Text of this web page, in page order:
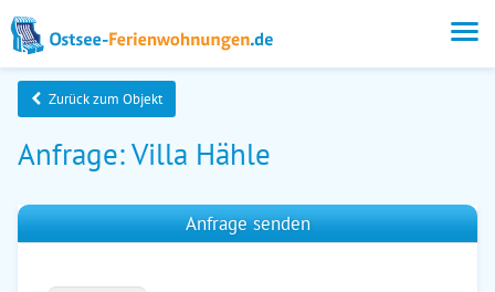
Zurück zum Objekt
Anfrage: Villa Hähle
Anfrage senden